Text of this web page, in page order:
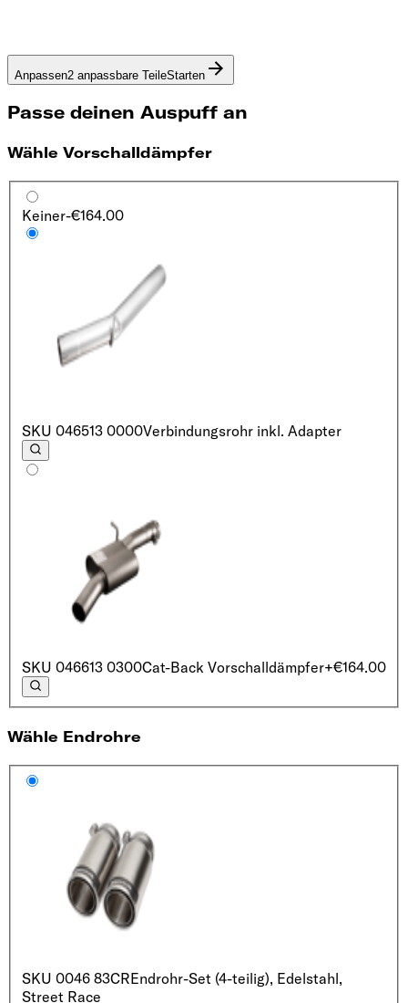
Anpassen2 anpassbare TeileStarten
Passe deinen Auspuff an
Wähle Vorschalldämpfer
Keiner-€164.00
SKU 046513 0000Verbindungsrohr inkl. Adapter
SKU 046613 0300Cat-Back Vorschalldämpfer+€164.00
Wähle Endrohre
SKU 0046 83CREndrohr-Set (4-teilig), Edelstahl,
Street Race